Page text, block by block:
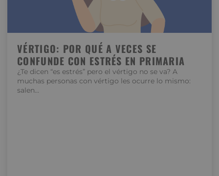
VÉRTIGO: POR QUÉ A VECES SE
CONFUNDE CON ESTRÉS EN PRIMARIA
¿Te dicen “es estrés” pero el vértigo no se va? A
muchas personas con vértigo les ocurre lo mismo:
salen…